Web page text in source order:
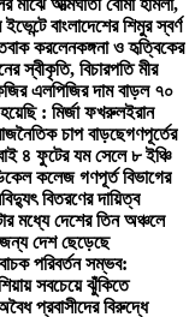
মাঝে আত্মঘাতী বোমা হামলা,
ইভেন্টে বাংলাদেশের শিমুর স্বর্ণ
করলেনকঙ্গনা ও হৃত্বিকের
স্বীকৃতি, বিচারপতি মীর
এলপিজির দাম বাড়ল ৭০
: মির্জা ফখরুলইরান
চাপ বাড়ছেগণপূর্তের
৪ ফুটের যম সেলে ৮ ইঞ্চি
কলেজ গণপূর্ত বিভাগের
বিদ্যুৎ বিতরণের দায়িত্ব
মধ্যে দেশের তিন অঞ্চলে
দেশ ছেড়েছে
পরিবর্তন সম্ভব:
সবচেয়ে ঝুঁকিতে
প্রবাসীদের বিরুদ্ধে